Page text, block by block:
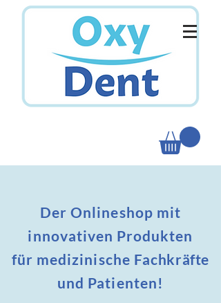
Der Onlineshop mit
innovativen Produkten
für medizinische Fachkräfte
und Patienten!